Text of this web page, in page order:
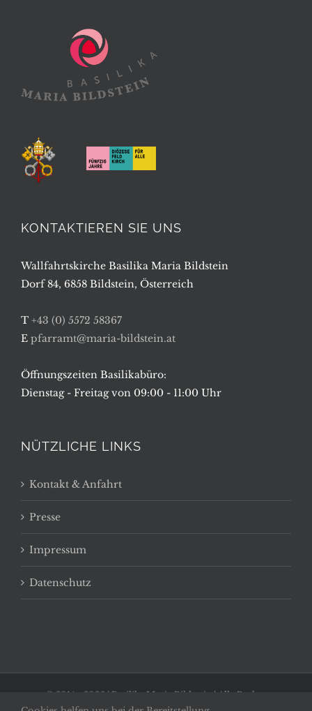
KONTAKTIEREN SIE UNS
Wallfahrtskirche Basilika Maria Bildstein
Dorf 84, 6858 Bildstein, Österreich
T +43 (0) 5572 58367
E pfarramt@maria-bildstein.at
Öffnungszeiten Basilikabüro:
Dienstag - Freitag von 09:00 - 11:00 Uhr
NÜTZLICHE LINKS
Kontakt & Anfahrt
Presse
Impressum
Datenschutz
© 2014 - 2026 | Basilika Maria Bildstein | Alle Rechte